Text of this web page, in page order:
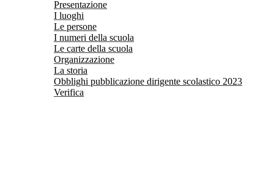
Presentazione
I luoghi
Le persone
I numeri della scuola
Le carte della scuola
Organizzazione
La storia
Obblighi pubblicazione dirigente scolastico 2023
Verifica